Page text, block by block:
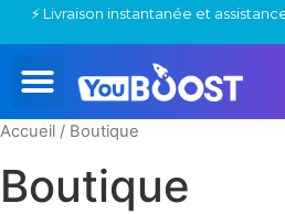
Accueil / Boutique
Boutique